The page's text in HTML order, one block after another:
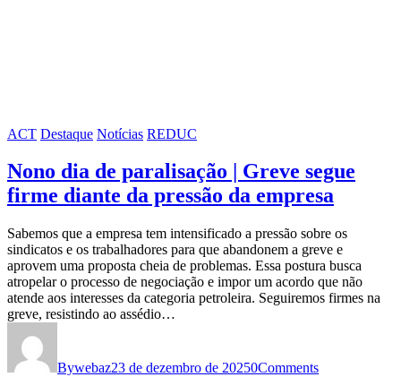
ACT Destaque Notícias REDUC
Nono dia de paralisação | Greve segue
firme diante da pressão da empresa
Sabemos que a empresa tem intensificado a pressão sobre os
sindicatos e os trabalhadores para que abandonem a greve e
aprovem uma proposta cheia de problemas. Essa postura busca
atropelar o processo de negociação e impor um acordo que não
atende aos interesses da categoria petroleira. Seguiremos firmes na
greve, resistindo ao assédio…
Bywebaz23 de dezembro de 20250Comments